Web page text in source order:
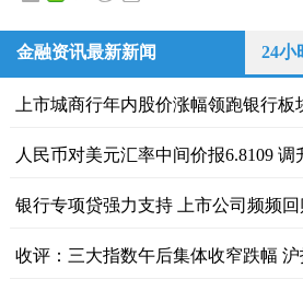
金融资讯最新新闻 24小
上市城商行年内股价涨幅领跑银行板
人民币对美元汇率中间价报6.8109 调
银行专项贷强力支持 上市公司频频
收评：三大指数午后集体收窄跌幅 沪